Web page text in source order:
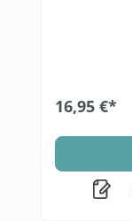
16,95 €*